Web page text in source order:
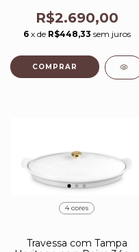
R$2.690,00
6 x de R$448,33 sem juros
4 cores
Travessa com Tampa